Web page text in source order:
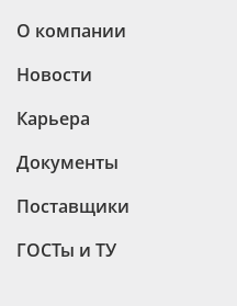
О компании
Новости
Карьера
Документы
Поставщики
ГОСТы и ТУ